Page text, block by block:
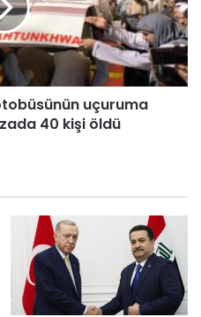
uçuruma
40 kişi öldü